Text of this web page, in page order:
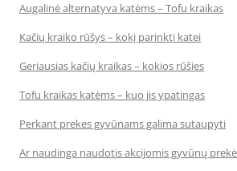
Augalinė alternatyva katėms – Tofu kraikas
Kačių kraiko rūšys – kokį parinkti katei
Geriausias kačių kraikas – kokios rūšies
Tofu kraikas katėms – kuo jis ypatingas
Perkant prekes gyvūnams galima sutaupyti
Ar naudinga naudotis akcijomis gyvūnų